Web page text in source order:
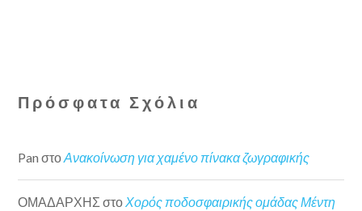
Πρόσφατα Σχόλια
Pan στοΑνακοίνωση για χαμένο πίνακα ζωγραφικής
ΟΜΑΔΑΡΧΗΣ στοΧορός ποδοσφαιρικής ομάδας Μέντη